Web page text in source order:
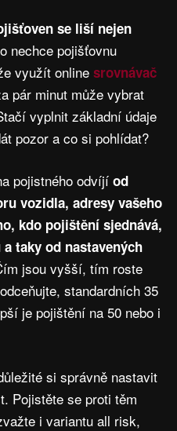
se liší nejen
nechce pojišťovnu
využít online srovnávač
pár minut může vybrat
vyplnit základní údaje
pozor a co si pohlídat?
pojistného odvíjí od
vozidla, adresy vašeho
kdo pojištění sjednává,
taky od nastavených
jsou vyšší, tím roste
standardních 35
je pojištění na 50 nebo i
si správně nastavit
Pojistěte se proti těm
i variantu all risk,